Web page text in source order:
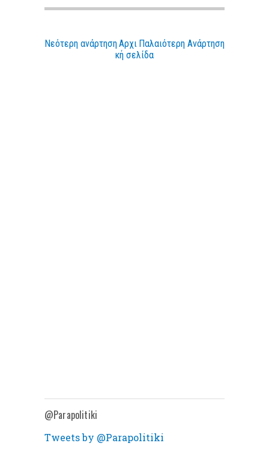
Νεότερη ανάρτηση Παλαιότερη Ανάρτηση
Αρχι
κή σελίδα
@Parapolitiki
Tweets by @Parapolitiki